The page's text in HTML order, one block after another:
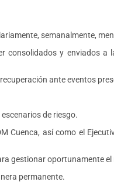
semanalmente,
consolidados y enviados a
ante eventos
de riesgo.
Cuenca, así como el
gestionar oportunamente el
permanente.